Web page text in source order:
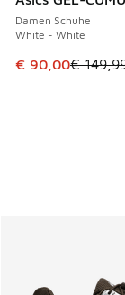
Damen Schuhe
White - White
Dieser Artikel
€ 90,00€